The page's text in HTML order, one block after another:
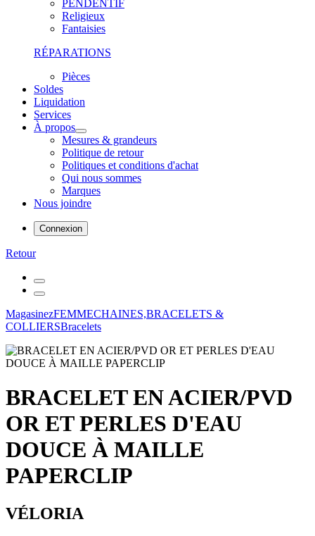
PENDENTIF
Religieux
Fantaisies
RÉPARATIONS
Pièces
Soldes
Liquidation
Services
À propos
Mesures & grandeurs
Politique de retour
Politiques et conditions d'achat
Qui nous sommes
Marques
Nous joindre
Connexion
Retour
MagasinezFEMMECHAINES,BRACELETS &
COLLIERSBracelets
BRACELET EN ACIER/PVD
OR ET PERLES D'EAU
DOUCE À MAILLE
PAPERCLIP
VÉLORIA